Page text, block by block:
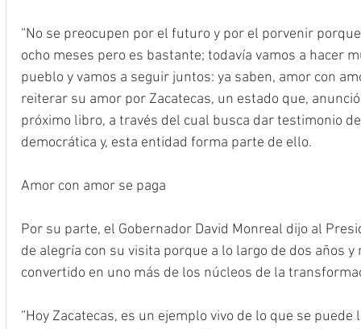
“No se preocupen por el futuro y por el porvenir
ocho meses pero es bastante; todavía vamos a hacer
pueblo y vamos a seguir juntos: ya saben, amor con
reiterar su amor por Zacatecas, un estado que,
próximo libro, a través del cual busca dar testimonio
democrática y, esta entidad forma parte de ello.
Amor con amor se paga
Por su parte, el Gobernador David Monreal dijo al
de alegría con su visita porque a lo largo de dos años
convertido en uno más de los núcleos de la
“Hoy Zacatecas, es un ejemplo vivo de lo que se